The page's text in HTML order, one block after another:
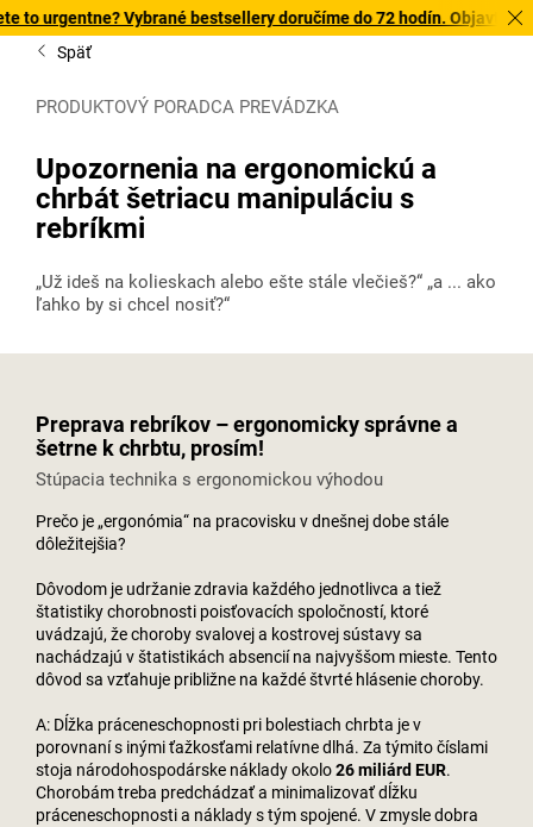
Vybrané bestsellery doručíme do 72 hodín. Objavte našu ponuku s
Späť
PRODUKTOVÝ PORADCA PREVÁDZKA
Upozornenia na ergonomickú a
chrbát šetriacu manipuláciu s
rebríkmi
„Už ideš na kolieskach alebo ešte stále vlečieš?“ „a ... ako
ľahko by si chcel nosiť?“
Preprava rebríkov – ergonomicky správne a
šetrne k chrbtu, prosím!
Stúpacia technika s ergonomickou výhodou
Prečo je „ergonómia“ na pracovisku v dnešnej dobe stále
dôležitejšia?
Dôvodom je udržanie zdravia každého jednotlivca a tiež
štatistiky chorobnosti poisťovacích spoločností, ktoré
uvádzajú, že choroby svalovej a kostrovej sústavy sa
nachádzajú v štatistikách absencií na najvyššom mieste. Tento
dôvod sa vzťahuje približne na každé štvrté hlásenie choroby.
A: Dĺžka práceneschopnosti pri bolestiach chrbta je v
porovnaní s inými ťažkosťami relatívne dlhá. Za týmito číslami
stoja národohospodárske náklady okolo26 miliárd EUR.
Chorobám treba predchádzať a minimalizovať dĺžku
práceneschopnosti a náklady s tým spojené. V zmysle dobra